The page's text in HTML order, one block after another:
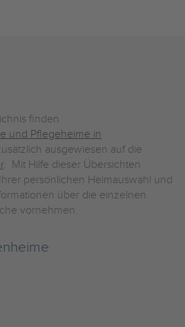
finden
und Pflegeheime in
ausgewiesen auf die
. Mit Hilfe dieser Übersichten
persönlichen Heimauswahl und
über die einzelnen
vornehmen.